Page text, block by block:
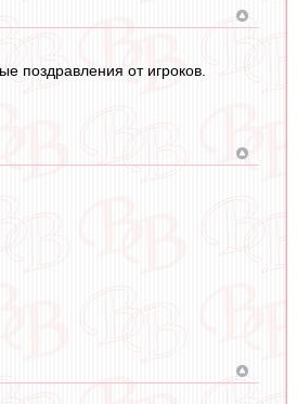
поздравления от игроков.